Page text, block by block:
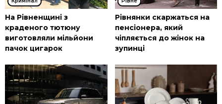
На Рівненщині з
краденого тютюну
виготовляли мільйони
пачок цигарок
Рівнянки скаржаться на
пенсіонера, який
чіпляється до жінок на
зупинці